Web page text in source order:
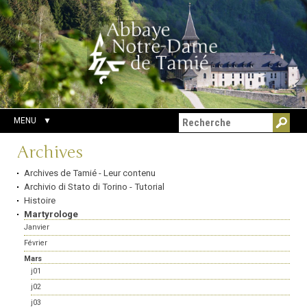
Aller
au
contenu.
|
Aller
à
la
navigation
Outils
personnels
Chercher par
Recherche
avancée…
MENU
Navigation
Archives
Archives de Tamié - Leur contenu
Archivio di Stato di Torino - Tutorial
Histoire
Martyrologe
Janvier
Février
Mars
j01
j02
j03